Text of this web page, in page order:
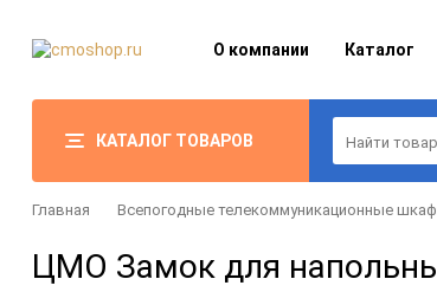
О компании Каталог
КАТАЛОГ ТОВАРОВ
Главная Всепогодные телекоммуникационные
ЦМО Замок для